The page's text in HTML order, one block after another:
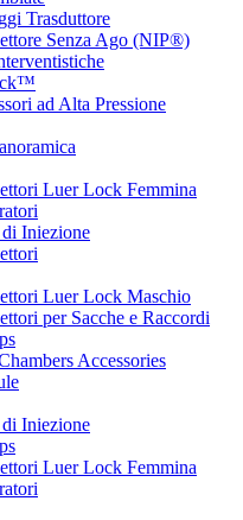
Trasduttore
Senza Ago (NIP®)
ad Alta Pressione
Luer Lock Femmina
Iniezione
Luer Lock Maschio
per Sacche e Raccordi
Accessories
Iniezione
Luer Lock Femmina